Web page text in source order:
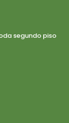
segundo piso